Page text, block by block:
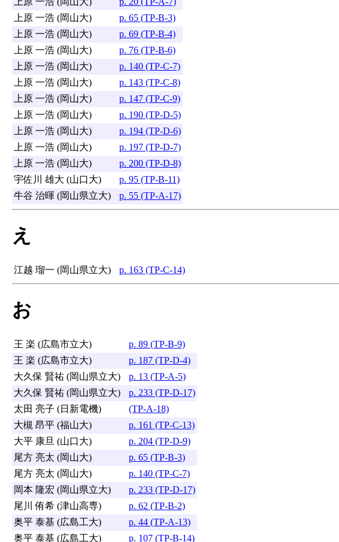
上原 一浩 (岡山大)
p. 65 (TP-B-3)
上原 一浩 (岡山大)
p. 69 (TP-B-4)
上原 一浩 (岡山大)
p. 76 (TP-B-6)
上原 一浩 (岡山大)
p. 140 (TP-C-7)
上原 一浩 (岡山大)
p. 143 (TP-C-8)
上原 一浩 (岡山大)
p. 147 (TP-C-9)
上原 一浩 (岡山大)
p. 190 (TP-D-5)
上原 一浩 (岡山大)
p. 194 (TP-D-6)
上原 一浩 (岡山大)
p. 197 (TP-D-7)
上原 一浩 (岡山大)
p. 200 (TP-D-8)
宇佐川 雄大 (山口大)
p. 95 (TP-B-11)
牛谷 治暉 (岡山県立大)
p. 55 (TP-A-17)
え
江越 瑠一 (岡山県立大) p. 163 (TP-C-14)
お
王 楽 (広島市立大)
p. 89 (TP-B-9)
王 楽 (広島市立大)
p. 187 (TP-D-4)
大久保 賢祐 (岡山県立大)
p. 13 (TP-A-5)
大久保 賢祐 (岡山県立大)
p. 233 (TP-D-17)
太田 亮子 (日新電機)
(TP-A-18)
大槻 昂平 (福山大)
p. 161 (TP-C-13)
大平 康旦 (山口大)
p. 204 (TP-D-9)
尾方 亮太 (岡山大)
p. 65 (TP-B-3)
尾方 亮太 (岡山大)
p. 140 (TP-C-7)
岡本 隆宏 (岡山県立大)
p. 233 (TP-D-17)
尾川 侑希 (津山高専)
p. 62 (TP-B-2)
奥平 泰基 (広島工大)
p. 44 (TP-A-13)
奥平 泰基 (広島工大)
p. 107 (TP-B-14)